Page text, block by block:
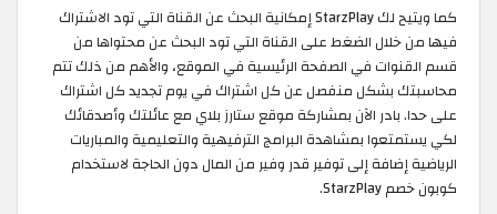
كما ويتيح لك StarzPlay إمكانية البحث عن القناة التي تود الاشتراك
فيها من خلال الضغط على القناة التي تود البحث عن محتواها من
قسم القنوات في الصفحة الرئيسية في الموقع، والأهم من ذلك تتم
محاسبتك بشكل منفصل عن كل اشتراك في يوم تجديد كل اشتراك
على حدا. بادر الآن بمشاركة موقع ستارز بلاي مع عائلتك وأصدقائك
لكي يستمتعوا بمشاهدة البرامج الترفيهية والتعليمية والمباريات
الرياضية إضافة إلى توفير قدر وفير من المال دون الحاجة لاستخدام
كوبون خصم StarzPlay.